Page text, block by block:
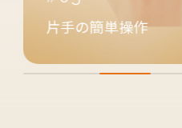
04